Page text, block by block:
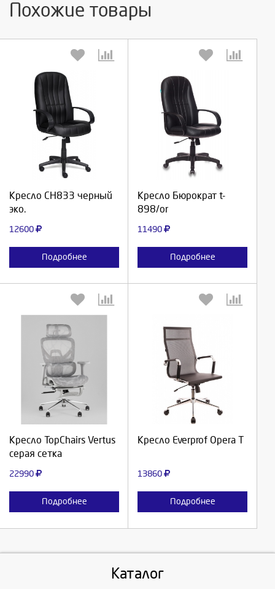
Похожие товары
Кресло СН833 черный
эко.
12600
Подробнее
Выберите количество:
Кресло Бюрократ t-
898/or
11490
Подробнее
Выберите количество:
Кресло TopChairs Vertus
серая сетка
22990
Подробнее
Выберите количество:
Отмена
Кресло Everprof Opera T
13860
Подробнее
Выберите количество:
Каталог